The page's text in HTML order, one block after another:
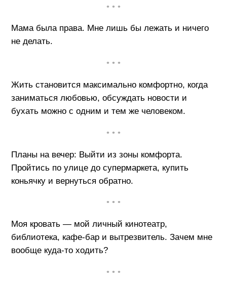
• • •
Мама была права. Мне лишь бы лежать и ничего
не делать.
• • •
Жить становится максимально комфортно, когда
заниматься любовью, обсуждать новости и
бухать можно с одним и тем же человеком.
• • •
Планы на вечер: Выйти из зоны комфорта.
Пройтись по улице до супермаркета, купить
коньячку и вернуться обратно.
• • •
Моя кровать — мой личный кинотеатр,
библиотека, кафе-бар и вытрезвитель. Зачем мне
вообще куда-то ходить?
• • •